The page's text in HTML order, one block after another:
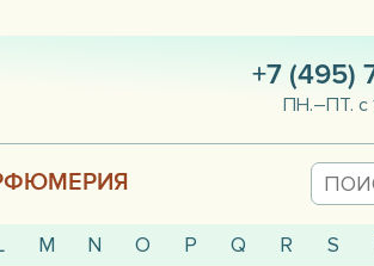
+7 (495)
ПН.–ПТ. с
M N O P Q R S